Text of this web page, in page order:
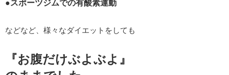
●スポーツジムでの有酸素運動
などなど、様々なダイエットをしても
『お腹だけぶよぶよ』